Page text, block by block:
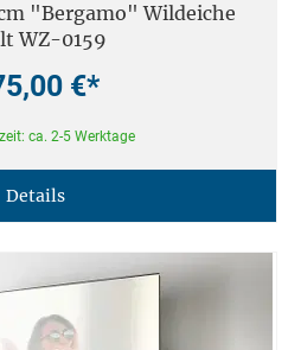
"Bergamo" Wildeiche
WZ-0159
€*
ca. 2-5 Werktage
Details